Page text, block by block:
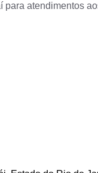
para atendimentos